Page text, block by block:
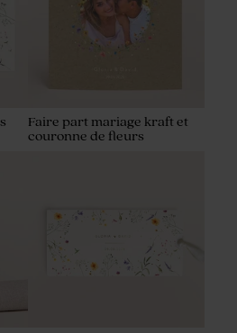
Faire part mariage kraft et
couronne de fleurs